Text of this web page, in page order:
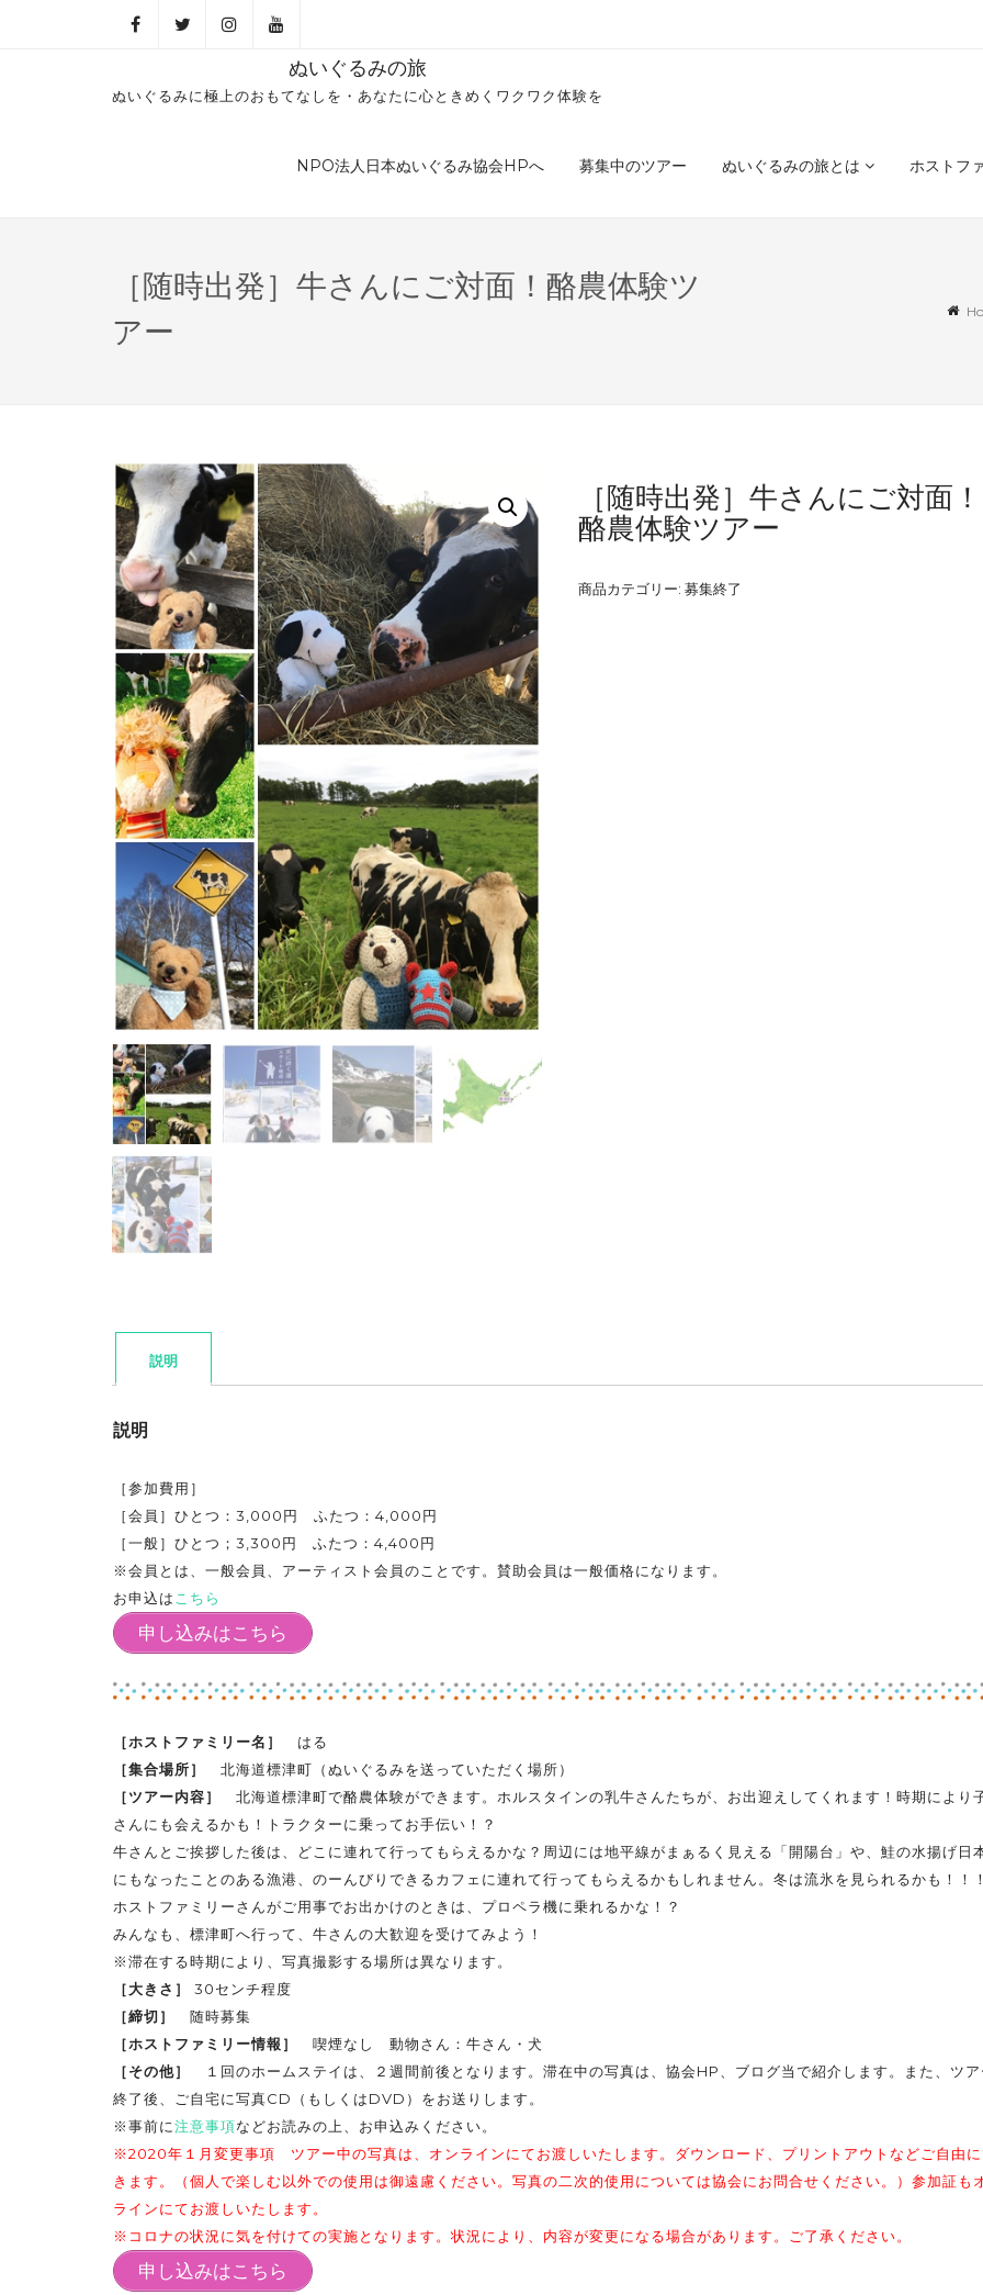
ぬいぐるみの旅
ぬいぐるみに極上のおもてなしを・あなたに心ときめくワクワク体験を
NPO法人日本ぬいぐるみ協会HPへ 募集中のツアー ぬいぐるみの旅とは ホストフ
［随時出発］牛さんにご対面！酪農体験ツ
アー
［随時出発］牛さんにご対面！
酪農体験ツアー
商品カテゴリー:募集終了
説明
説明
［参加費用］
［会員］ひとつ：3,000円 ふたつ：4,000円
［一般］ひとつ；3,300円 ふたつ：4,400円
※会員とは、一般会員、アーティスト会員のことです。賛助会員は一般価格になります。
お申込はこちら
申し込みはこちら
［ホストファミリー名］
はる
［集合場所］
北海道標津町（ぬいぐるみを送っていただく場所）
［ツアー内容］
北海道標津町で酪農体験ができます。ホルスタインの乳牛さんたちが、お出迎えしてくれます！時期により
さんにも会えるかも！トラクターに乗ってお手伝い！？
牛さんとご挨拶した後は、どこに連れて行ってもらえるかな？周辺には地平線がまぁるく見える「開陽台」や、鮭の水揚げ日
にもなったことのある漁港、のーんびりできるカフェに連れて行ってもらえるかもしれません。冬は流氷を見られるかも！！！
ホストファミリーさんがご用事でお出かけのときは、プロペラ機に乗れるかな！？
みんなも、標津町へ行って、牛さんの大歓迎を受けてみよう！
※滞在する時期により、写真撮影する場所は異なります。
［大きさ］
30センチ程度
［締切］
随時募集
［ホストファミリー情報］
喫煙なし 動物さん：牛さん・犬
［その他］
１回のホームステイは、２週間前後となります。滞在中の写真は、協会HP、ブログ当で紹介します。また、ツア
終了後、ご自宅に写真CD（もしくはDVD）をお送りします。
※事前に注意事項などお読みの上、お申込みください。
※2020年１月変更事項 ツアー中の写真は、オンラインにてお渡しいたします。ダウンロード、プリントアウトなどご自由
きます。（個人で楽しむ以外での使用は御遠慮ください。写真の二次的使用については協会にお問合せください。）参加証も
ラインにてお渡しいたします。
※コロナの状況に気を付けての実施となります。状況により、内容が変更になる場合があります。ご了承ください。
申し込みはこちら